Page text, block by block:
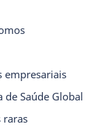
empresariais
de Saúde Global
raras